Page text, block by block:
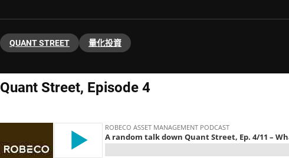
QUANT STREET 量化投資
Quant Street, Episode 4